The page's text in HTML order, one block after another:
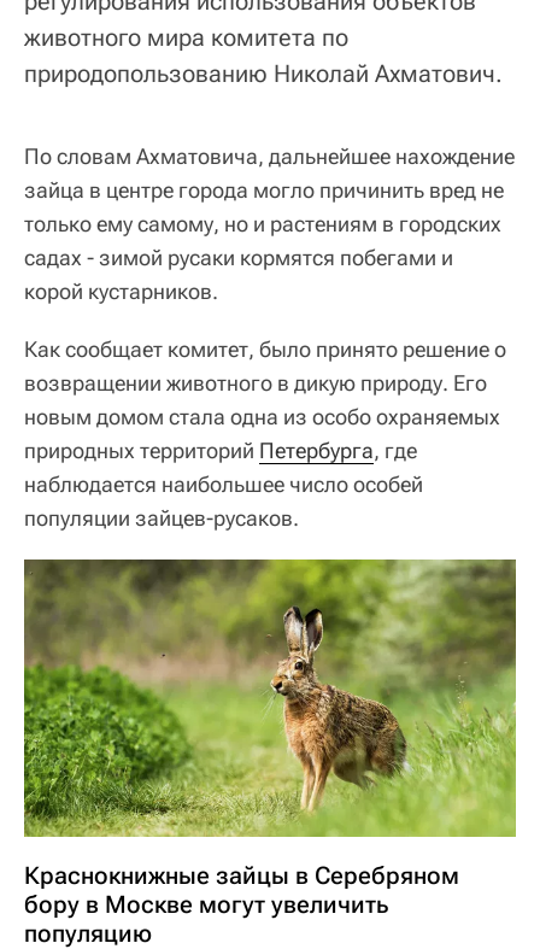
животного мира комитета по
природопользованию Николай Ахматович.
По словам Ахматовича, дальнейшее нахождение
зайца в центре города могло причинить вред не
только ему самому, но и растениям в городских
садах - зимой русаки кормятся побегами и
корой кустарников.
Как сообщает комитет, было принято решение о
возвращении животного в дикую природу. Его
новым домом стала одна из особо охраняемых
природных территорий Петербурга, где
наблюдается наибольшее число особей
популяции зайцев-русаков.
Краснокнижные зайцы в Серебряном
бору в Москве могут увеличить
популяцию